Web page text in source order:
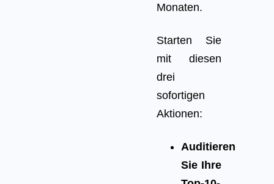
Monaten.
Starten Sie
mit diesen
drei
sofortigen
Aktionen:
Auditieren
Sie Ihre